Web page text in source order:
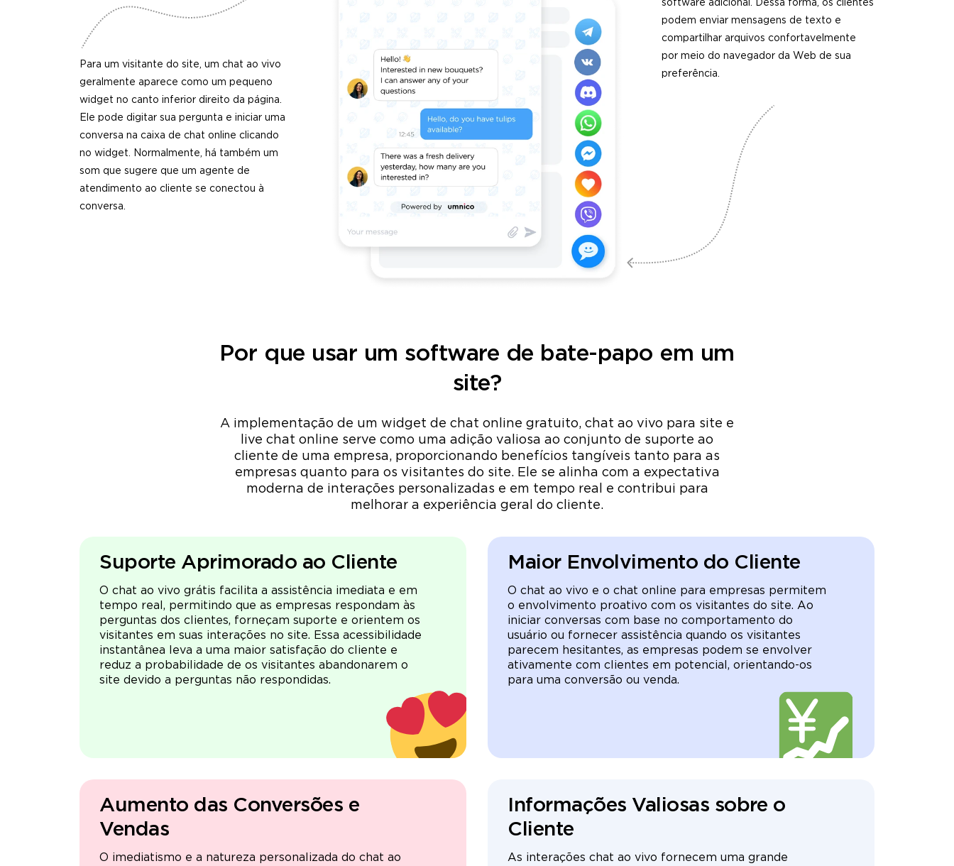
Para um visitante do site, um chat ao vivo
geralmente aparece como um pequeno
widget no canto inferior direito da página.
Ele pode digitar sua pergunta e iniciar uma
conversa na caixa de chat online clicando
no widget. Normalmente, há também um
som que sugere que um agente de
atendimento ao cliente se conectou à
conversa.
software adicional. Dessa forma, os clientes
podem enviar mensagens de texto e
compartilhar arquivos confortavelmente
por meio do navegador da Web de sua
preferência.
Por que usar um software de bate-papo em um
site?
A implementação de um widget de chat online gratuito, chat ao vivo para site e
live chat online serve como uma adição valiosa ao conjunto de suporte ao
cliente de uma empresa, proporcionando benefícios tangíveis tanto para as
empresas quanto para os visitantes do site. Ele se alinha com a expectativa
moderna de interações personalizadas e em tempo real e contribui para
melhorar a experiência geral do cliente.
Suporte Aprimorado ao Cliente
O chat ao vivo grátis facilita a assistência imediata e em
tempo real, permitindo que as empresas respondam às
perguntas dos clientes, forneçam suporte e orientem os
visitantes em suas interações no site. Essa acessibilidade
instantânea leva a uma maior satisfação do cliente e
reduz a probabilidade de os visitantes abandonarem o
site devido a perguntas não respondidas.
Maior Envolvimento do Cliente
O chat ao vivo e o chat online para empresas permitem
o envolvimento proativo com os visitantes do site. Ao
iniciar conversas com base no comportamento do
usuário ou fornecer assistência quando os visitantes
parecem hesitantes, as empresas podem se envolver
ativamente com clientes em potencial, orientando-os
para uma conversão ou venda.
Aumento das Conversões e
Vendas
O imediatismo e a natureza personalizada do chat ao
Informações Valiosas sobre o
Cliente
As interações chat ao vivo fornecem uma grande